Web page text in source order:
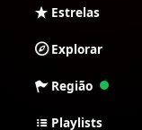
Estrelas
Explorar
Região
Playlists